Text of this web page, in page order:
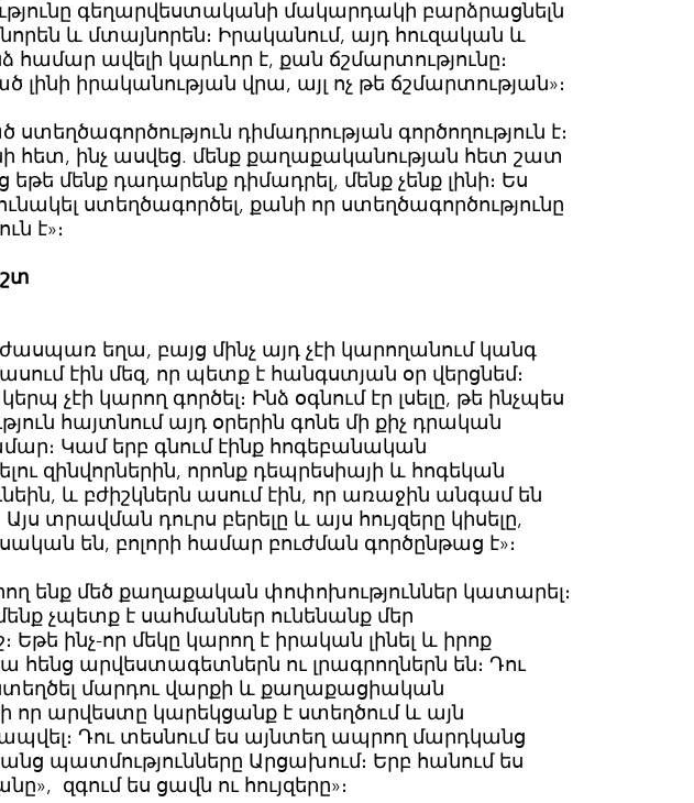
գեղարվեստականի մակարդակի բարձրացնելն
և մտայնորեն։ Իրականում, այդ հուզական և
համար ավելի կարևոր է, քան ճշմարտությունը։
լինի իրականության վրա, այլ ոչ թե ճշմարտության»։
դիմադրության գործողություն է։
հետ, ինչ ասվեց. մենք քաղաքականության հետ շատ
եթե մենք դադարենք դիմադրել, մենք չենք լինի։ Ես
ստեղծագործել, քանի որ ստեղծագործությունը
է»։
եղա, բայց մինչ այդ չէի կարողանում կանգ
էին մեզ, որ պետք է հանգստյան օր վերցնեմ։
չէի կարող գործել։ Ինձ օգնում էր լսելը, թե ինչպես
հայտնում այդ օրերին գոնե մի քիչ դրական
Կամ երբ գնում էինք հոգեբանական
զինվորներին, որոնք դեպրեսիայի և հոգեկան
և բժիշկներն ասում էին, որ առաջին անգամ են
տրավման դուրս բերելը և այս հույզերը կիսելը,
են, բոլորի համար բուժման գործընթաց է»։
ենք մեծ քաղաքական փոփոխություններ կատարել։
չպետք է սահմաններ ունենանք մեր
​​ինչ-որ մեկը կարող է իրական լինել և իրոք
հենց արվեստագետներն ու լրագրողներն են։ Դու
մարդու վարքի և քաղաքացիական
որ արվեստը կարեկցանք է ստեղծում և այն
Դու տեսնում ես այնտեղ ապրող մարդկանց
պատմությունները Արցախում։ Երբ հանում ես
զգում ես ցավն ու հույզերը»։